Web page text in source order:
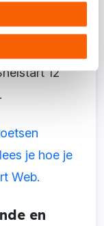
voor het
houdt
btw-
12
je hoe je
Web.
en